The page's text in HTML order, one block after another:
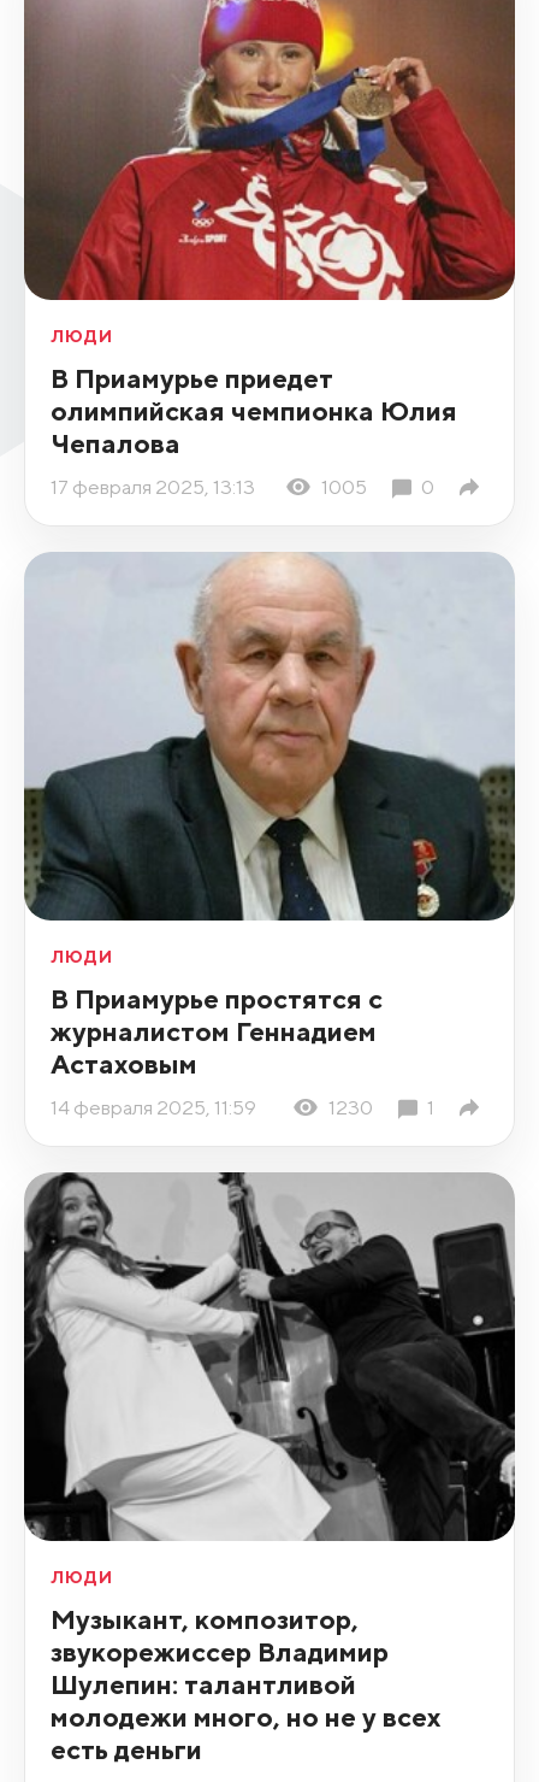
ЛЮДИ
В Приамурье приедет
олимпийская чемпионка Юлия
Чепалова
17 февраля 2025, 13:13 1005 0
ЛЮДИ
В Приамурье простятся с
журналистом Геннадием
Астаховым
14 февраля 2025, 11:59 1230 1
ЛЮДИ
Музыкант, композитор,
звукорежиссер Владимир
Шулепин: талантливой
молодежи много, но не у всех
есть деньги